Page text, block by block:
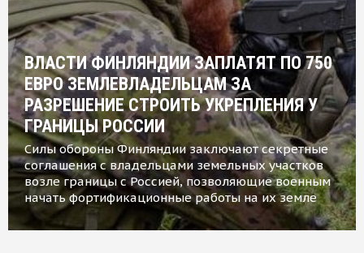
ВЛАСТИ ФИНЛЯНДИИ ЗАПЛАТЯТ ПО 750
ЕВРО ЗЕМЛЕВЛАДЕЛЬЦАМ ЗА
РАЗРЕШЕНИЕ СТРОИТЬ УКРЕПЛЕНИЯ У
ГРАНИЦЫ РОССИИ
Силы обороны Финляндии заключают секретные
соглашения с владельцами земельных участков
возле границы с Россией, позволяющие военным
начать фортификационные работы на их земле